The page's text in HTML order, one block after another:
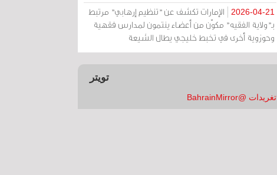
2026-04-21
الإمارات تكشف عن "تنظيم إرهابي" مرتبط
بـ"ولاية الفقيه" مكوّن من أعضاء ينتمون لمدارس فقهية
وحوزوية أخرى في تخبط خليجي يطال الشيعة
تويتر
تغريدات @BahrainMirror